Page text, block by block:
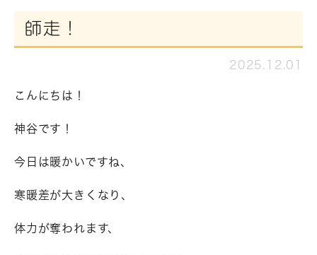
師走！
2025.12.01
こんにちは！
神谷です！
今日は暖かいですね、
寒暖差が大きくなり、
体力が奪われます、